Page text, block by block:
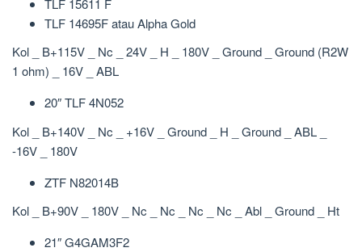
TLF 14695F atau Alpha Gold
Kol _ B+115V _ Nc _ 24V _ H _ 180V _ Ground _ Ground (R2W
1 ohm) _ 16V _ ABL
20″ TLF 4N052
Kol _ B+140V _ Nc _ +16V _ Ground _ H _ Ground _ ABL _
-16V _ 180V
ZTF N82014B
Kol _ B+90V _ 180V _ Nc _ Nc _ Nc _ Nc _ Abl _ Ground _ Ht
21″ G4GAM3F2